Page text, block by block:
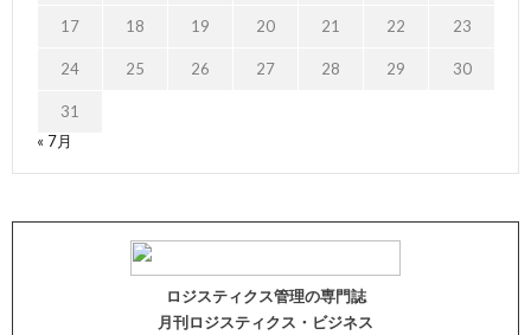
17 18 19 20 21 22 23
24 25 26 27 28 29 30
31
« 7月
ロジスティクス管理の専門誌
月刊ロジスティクス・ビジネス